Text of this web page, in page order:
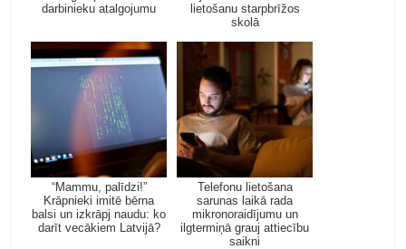
darbinieku atalgojumu
lietošanu starpbrīžos
skolā
“Mammu, palīdzi!”
Krāpnieki imitē bērna
balsi un izkrāpj naudu: ko
darīt vecākiem Latvijā?
Telefonu lietošana
sarunas laikā rada
mikronoraidījumu un
ilgtermiņā grauj attiecību
saikni